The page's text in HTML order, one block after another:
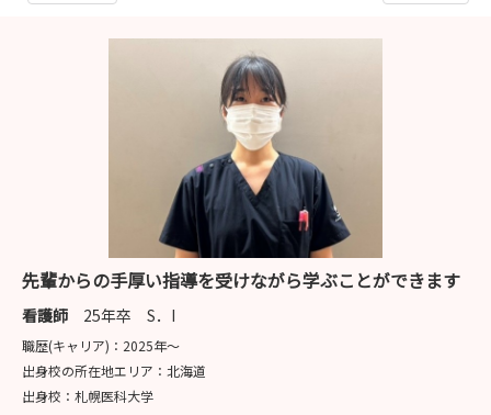
先輩からの手厚い指導を受けながら学ぶことができます
看護師 25年卒 S．I
職歴(キャリア)： 2025年〜
出身校の所在地エリア： 北海道
出身校： 札幌医科大学